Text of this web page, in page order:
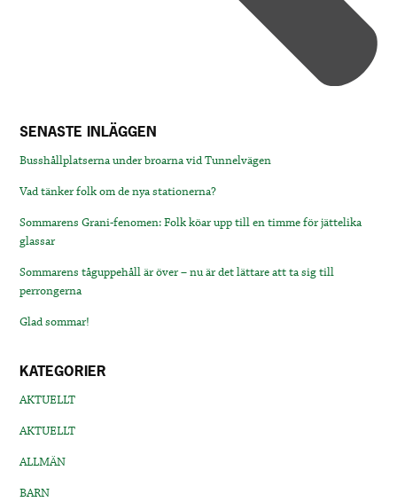
SENASTE INLÄGGEN
Busshållplatserna under broarna vid Tunnelvägen
Vad tänker folk om de nya stationerna?
Sommarens Grani-fenomen: Folk köar upp till en timme för jättelika
glassar
Sommarens tåguppehåll är över – nu är det lättare att ta sig till
perrongerna
Glad sommar!
KATEGORIER
AKTUELLT
AKTUELLT
ALLMÄN
BARN